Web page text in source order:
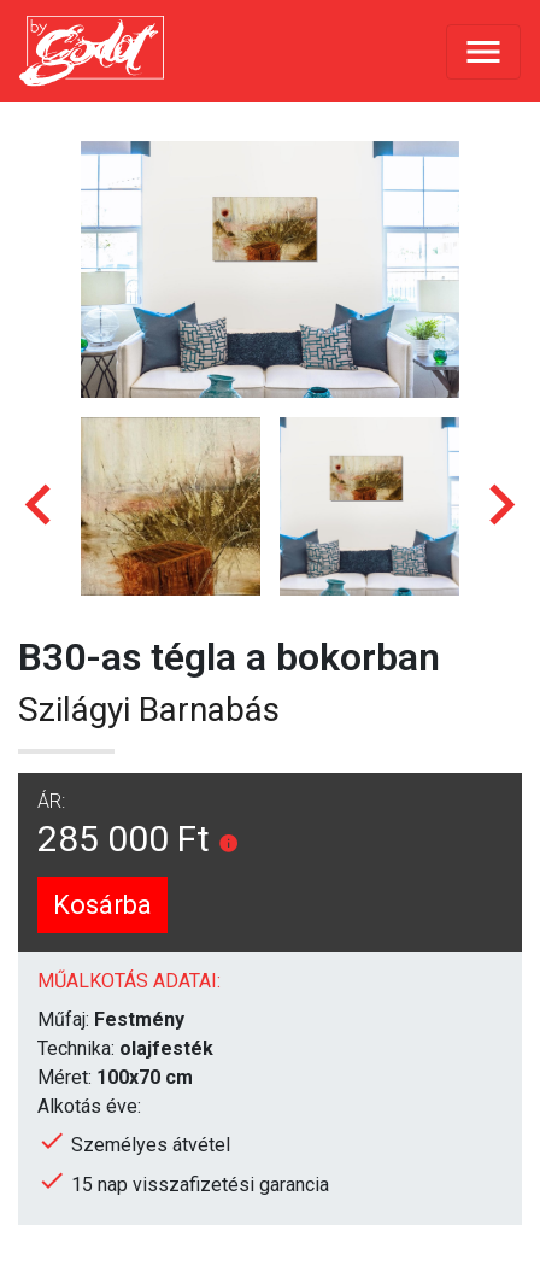
B30-as tégla a bokorban
Szilágyi Barnabás
ÁR:
285 000 Ft
Kosárba
MŰALKOTÁS ADATAI:
Műfaj: Festmény
Technika: olajfesték
Méret: 100x70 cm
Alkotás éve:
Személyes átvétel
15 nap visszafizetési garancia